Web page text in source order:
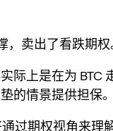
卖出了看跌期权
际上是在为 BTC
的情景提供担保。
过期权视角来理